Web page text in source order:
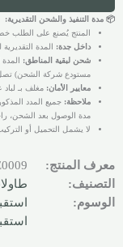
📦 مدة التنفيذ والشحن التقديرية:
المنتج يُصنع على الطلب
داخل جدة: المدة التقديرية
شحن لبقية المناطق:
مستودع شركة الشحن) تصل إلى 21
معايير الأمان: مغلف بـ
ملاحظة: جميع المدد
مدة الوصول بعد الشحن،
لا يشمل التحميل أو
معرف المنتج:
التصنيف:
الوسوم: